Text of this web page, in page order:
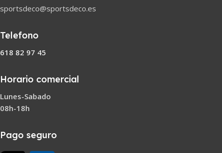
sportsdeco@sportsdeco.es
Telefono
618 82 97 45
Horario comercial
Lunes-Sabado
08h-18h
Pago seguro